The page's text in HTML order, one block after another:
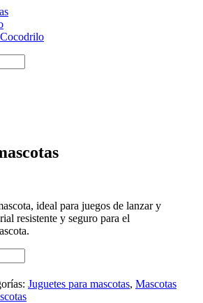
ideal para juegos de lanzar y
resistente y seguro para el
Juguetes para mascotas, Mascotas